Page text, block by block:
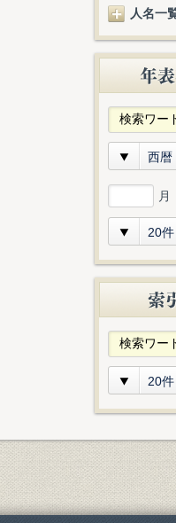
人名一
西暦
月
20件
20件